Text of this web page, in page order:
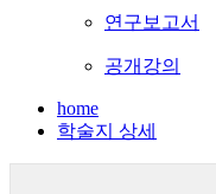
연구보고서
공개강의
home
학술지 상세